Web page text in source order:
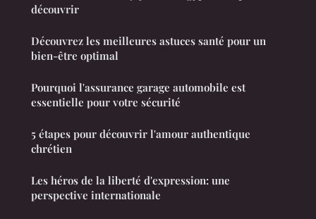
découvrir
Découvrez les meilleures astuces santé pour un
bien-être optimal
Pourquoi l'assurance garage automobile est
essentielle pour votre sécurité
5 étapes pour découvrir l'amour authentique
chrétien
Les héros de la liberté d'expression: une
perspective internationale